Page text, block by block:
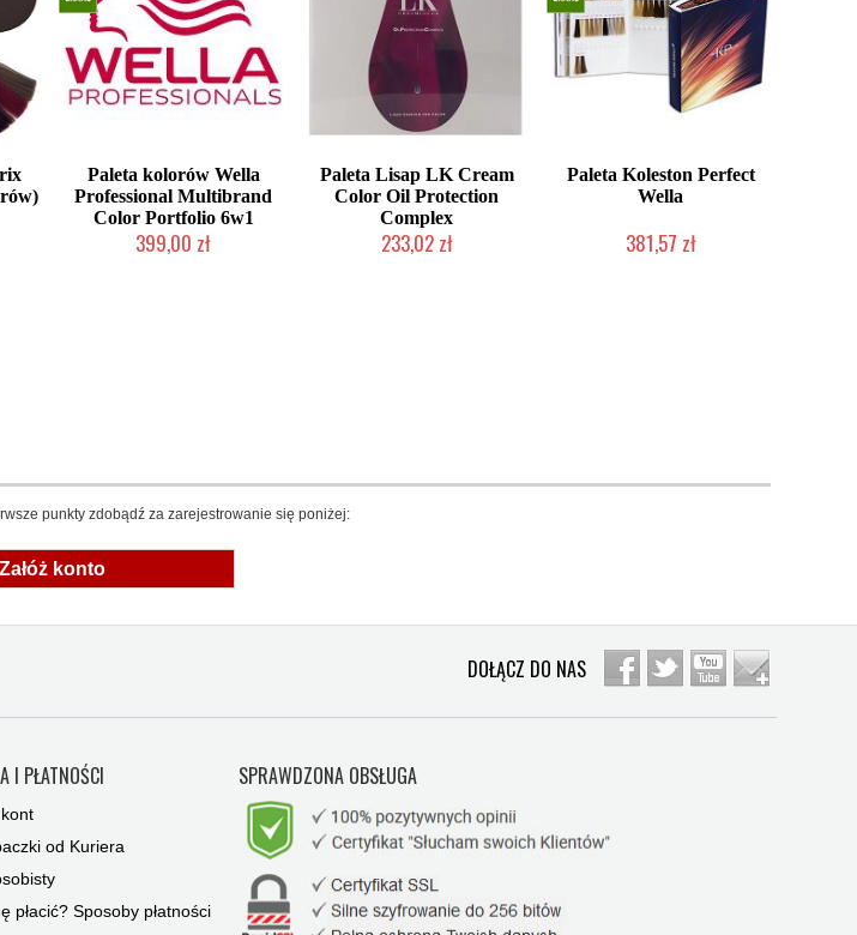
Paleta kolorów Wella
Professional Multibrand
Color Portfolio 6w1
399,00 zł
Paleta Lisap LK Cream
Color Oil Protection
Complex
233,02 zł
Paleta Koleston Perfect
Wella
381,57 zł
punkty zdobądź za zarejestrowanie się poniżej:
Załóż konto
DOŁĄCZ DO NAS
I PŁATNOŚCI
od Kuriera
płacić? Sposoby płatności
SPRAWDZONA OBSŁUGA